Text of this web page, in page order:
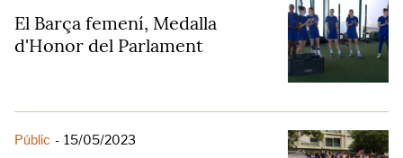
El Barça femení, Medalla
d'Honor del Parlament
Públic - 15/05/2023